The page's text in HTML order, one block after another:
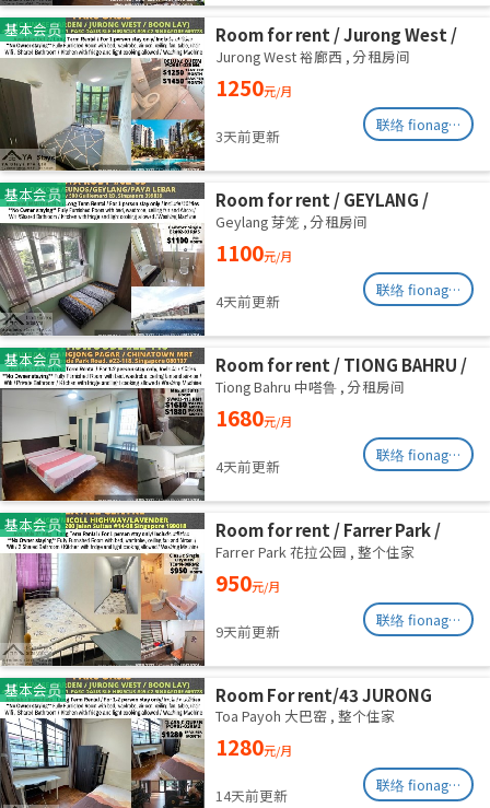
基本会员
Room for rent / Jurong West /
Common room / 1pax stay /
Available Oct 2
Jurong West 裕廊西 , 分租房间
1250元/月
3天前更新
联络 fionag@transinex.com.sg
基本会员
Room for rent / GEYLANG /
Common room / 1pax stay /
Available Immediately
Geylang 芽笼 , 分租房间
1100元/月
4天前更新
联络 fionag@transinex.com.sg
基本会员
Room for rent / TIONG BAHRU /
Master room / 1pax stay /
Available 17 August
Tiong Bahru 中嗒鲁 , 分租房间
1680元/月
4天前更新
联络 fionag@transinex.com.sg
基本会员
Room for rent / Farrer Park /
Serangoon / Common room /
1pax stay / Available 27 Aug
Farrer Park 花拉公园 , 整个住家
950元/月
9天前更新
联络 fionag@transinex.com.sg
基本会员
Room For rent/43 JURONG
EAST AVENUE 1, PARC OASIS
BLK HIBISCUS 60977
Road/commen /for 1pax/
Available Immediate
Toa Payoh 大巴窑 , 整个住家
1280元/月
14天前更新
联络 fionag@transinex.com.sg